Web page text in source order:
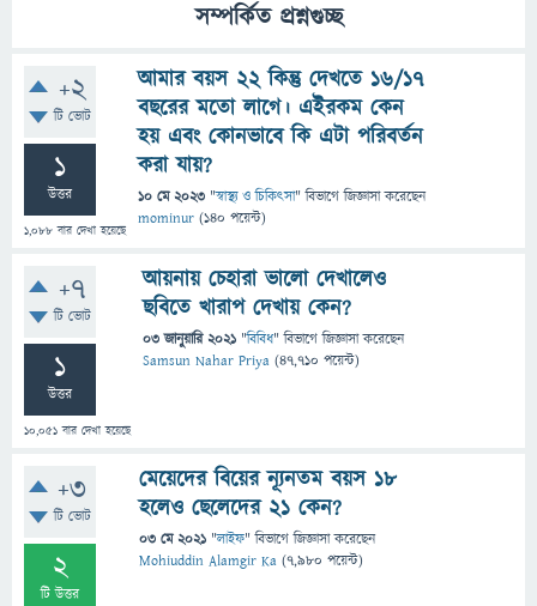
সম্পর্কিত প্রশ্নগুচ্ছ
+2
টি ভোট
1
উত্তর
1,088 বার দেখা হয়েছে
আমার বয়স ২২ কিন্তু দেখতে ১৬/১৭
বছরের মতো লাগে। এইরকম কেন
হয় এবং কোনভাবে কি এটা পরিবর্তন
করা যায়?
10 মে 2023 "স্বাস্থ্য ও চিকিৎসা" বিভাগে জিজ্ঞাসাকরেছেন
mominur (140 পয়েন্ট)
+7
টি ভোট
1
উত্তর
10,051 বার দেখা হয়েছে
আয়নায় চেহারা ভালো দেখালেও
ছবিতে খারাপ দেখায় কেন?
03 জানুয়ারি 2021 "বিবিধ" বিভাগে জিজ্ঞাসাকরেছেন
Samsun Nahar Priya (47,710 পয়েন্ট)
+3
টি ভোট
2
টি উত্তর
মেয়েদের বিয়ের ন্যূনতম বয়স ১৮
হলেও ছেলেদের ২১ কেন?
03 মে 2021 "লাইফ" বিভাগে জিজ্ঞাসাকরেছেন
Mohiuddin Alamgir Ka (7,980 পয়েন্ট)